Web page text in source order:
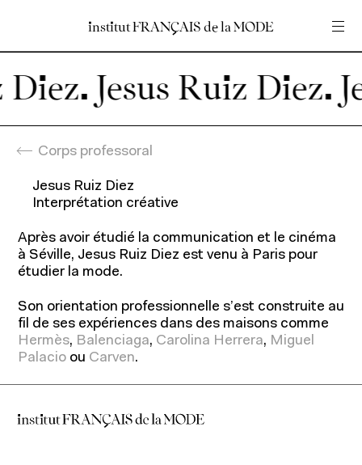
institutFRANÇAISdelaMODE
institutFRANÇAISdelaMODE
Programmes
Programmes pour étudiants
Programmes pour professionnels
Recherche et expertise
Entrez votre recherche
Diez.
Corps professoral
Jesus Ruiz Diez
Interprétation créative
Après avoir étudié la communication et le cinéma
à Séville, Jesus Ruiz Diez est venu à Paris pour
étudier la mode.
Son orientation professionnelle s’est construite au
fil de ses expériences dans des maisons comme
Hermès, Balenciaga, Carolina Herrera, Miguel
Palacio ou Carven.